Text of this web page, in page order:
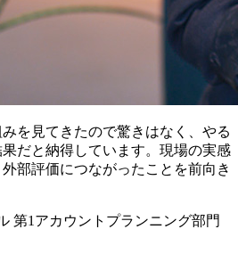
を見てきたので驚きはなく、やる
だと納得しています。現場の実感
部評価につながったことを前向き
第1アカウントプランニング部門